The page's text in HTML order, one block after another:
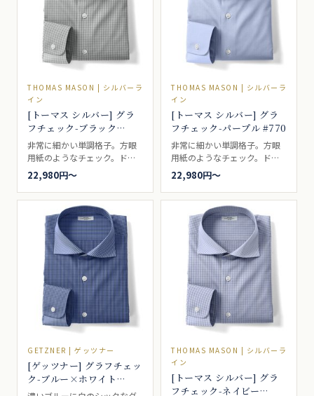
THOMAS MASON | シルバーラ
イン
[トーマス シルバー] グラ
フチェック-ブラック
#5577
非常に細かい単調格子。方眼
用紙のようなチェック。ドレ
スシャツ向き。
22,980円〜
THOMAS MASON | シルバーラ
イン
[トーマス シルバー] グラ
フチェック-パープル #770
非常に細かい単調格子。方眼
用紙のようなチェック。ドレ
スシャツ向き。
22,980円〜
GETZNER | ゲッツナー
[ゲッツナー] グラフチェッ
ク-ブルー×ホワイト
#1612
THOMAS MASON | シルバーラ
イン
[トーマス シルバー] グラ
フチェック-ネイビー